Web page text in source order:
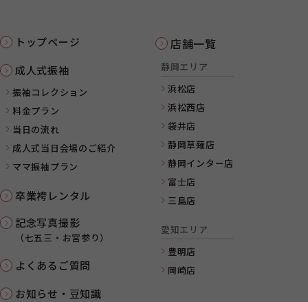
トップページ
成人式振袖
振袖コレクション
料金プラン
当日の流れ
成人式当日会場のご紹介
ママ振袖プラン
卒業袴レンタル
記念写真撮影
（七五三・お宮参り）
よくあるご質問
お知らせ・豆知識
店舗一覧
静岡エリア
浜松店
浜松西店
袋井店
静岡草薙店
静岡インター店
富士店
三島店
愛知エリア
豊明店
岡崎店